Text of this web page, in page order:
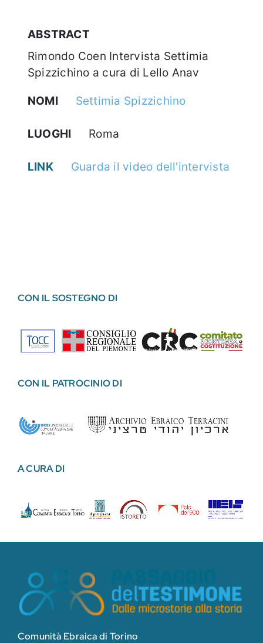
ABSTRACT
Rimondo Coen Intervista Settimia
Spizzichino a cura di Lello Anav
NOMI Settimia Spizzichino
LUOGHI Roma
LINK Guarda il video dell'intervista
CON IL SOSTEGNO DI
CON IL PATROCINIO DI
A CURA DI
Comunità Ebraica di Torino